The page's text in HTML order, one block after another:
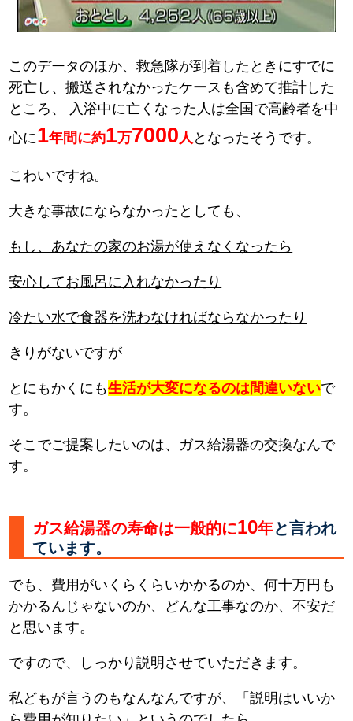
このデータのほか、救急隊が到着したときにすでに
死亡し、搬送されなかったケースも含めて推計した
ところ、
入浴中に亡くなった人は全国で高齢者を中
心に1年間に約1万7000 人 となったそうです。
こわいですね。
大きな事故にならなかったとしても、
もし、あなたの家のお湯が使えなくなったら
安心してお風呂に入れなかったり
冷たい水で食器を洗わなければならなかったり
きりがないですが
とにもかくにも生活が大変になるのは間違いないで
す。
そこでご提案したいのは、ガス給湯器の交換なんで
す。
ガス給湯器の寿命は一般的に10年と言われ
ています。
でも、費用がいくらくらいかかるのか、何十万円も
かかるんじゃないのか、どんな工事なのか、不安だ
と思います。
ですので、しっかり説明させていただきます。
私どもが言うのもなんなんですが、「説明はいいか